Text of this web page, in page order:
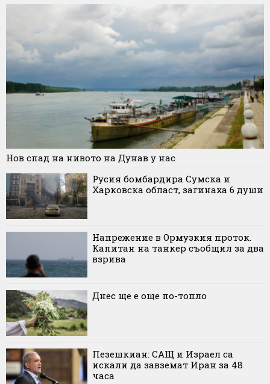
Нов спад на нивото на Дунав у нас
Русия бомбардира Сумска и
Харковска област, загинаха 6 души
Напрежение в Ормузкия проток.
Капитан на танкер съобщил за два
взрива
Днес ще е още по-топло
Пезешкиан: САЩ и Израел са
искали да завземат Иран за 48
часа